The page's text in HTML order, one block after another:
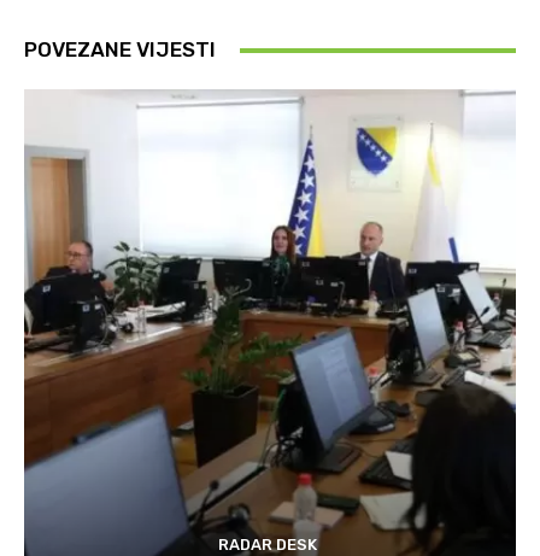
POVEZANE VIJESTI
RADAR DESK